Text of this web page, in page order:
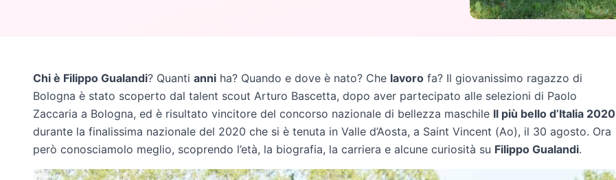
Chi è Filippo Gualandi? Quanti anni ha? Quando e dove è nato? Che lavoro fa? Il giovanissimo ragazzo di
Bologna è stato scoperto dal talent scout Arturo Bascetta, dopo aver partecipato alle selezioni di Paolo
Zaccaria a Bologna, ed è risultato vincitore del concorso nazionale di bellezza maschile Il più bello d’Italia 2020
durante la finalissima nazionale del 2020 che si è tenuta in Valle d’Aosta, a Saint Vincent (Ao), il 30 agosto. Ora
però conosciamolo meglio, scoprendo l’età, la biografia, la carriera e alcune curiosità su Filippo Gualandi.